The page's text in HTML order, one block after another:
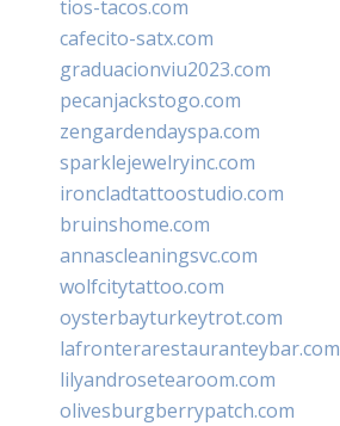
tios-tacos.com
cafecito-satx.com
graduacionviu2023.com
pecanjackstogo.com
zengardendayspa.com
sparklejewelryinc.com
ironcladtattoostudio.com
bruinshome.com
annascleaningsvc.com
wolfcitytattoo.com
oysterbayturkeytrot.com
lafronterarestauranteybar.com
lilyandrosetearoom.com
olivesburgberrypatch.com